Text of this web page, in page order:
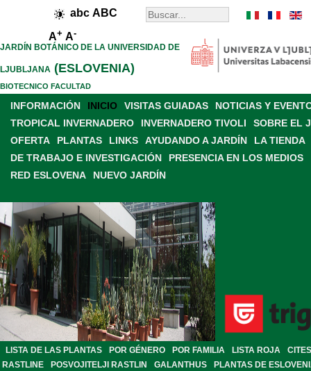
abc ABC
A+ A-
JARDÍN BOTÁNICO DE LA UNIVERSIDAD DE
LJUBLJANA (ESLOVENIA)
BIOTECNICO FACULTAD
INFORMACIÓN INICIO VISITAS GUIADAS
NOTICIAS Y
TROPICAL INVERNADERO
INVERNADERO TIVOLI
SOBRE EL
OFERTA
PLANTAS LINKS AYUDANDO A JARDÍN
LA TIENDA
DE TRABAJO E INVESTIGACIÓN
PRESENCIA EN LOS MEDIOS
RED ESLOVENA
NUEVO JARDÍN
LISTA DE LAS PLANTAS POR GÉNERO POR FAMILIA LISTA ROJA
CITES
RASTLINE
POSVOJITELJI RASTLIN GALANTHUS PLANTAS DE